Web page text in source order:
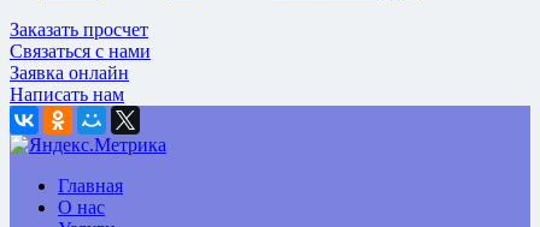
Заказать просчет
Связаться с нами
Заявка онлайн
Написать нам
Главная
О нас